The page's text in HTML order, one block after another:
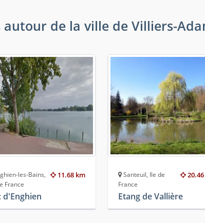
de la ville de Villiers-
11.68 km
les-Bains,
France
d'Enghien
Santeuil, Ile de
France
Etang de Vallière